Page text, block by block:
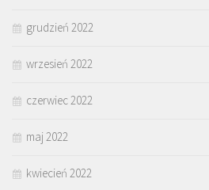
grudzień 2022
wrzesień 2022
czerwiec 2022
maj 2022
kwiecień 2022